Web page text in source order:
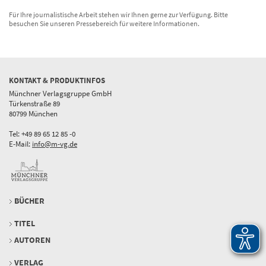
Für Ihre journalistische Arbeit stehen wir Ihnen gerne zur Verfügung. Bitte
besuchen Sie unseren Pressebereich für weitere Informationen.
KONTAKT & PRODUKTINFOS
Münchner Verlagsgruppe GmbH
Türkenstraße 89
80799 München
Tel: +49 89 65 12 85 -0
E-Mail: info@m-vg.de
BÜCHER
TITEL
AUTOREN
VERLAG